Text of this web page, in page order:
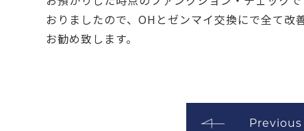
おりましたので、OHとゼンマイ交換にで全て改
お勧め致します。
Previous